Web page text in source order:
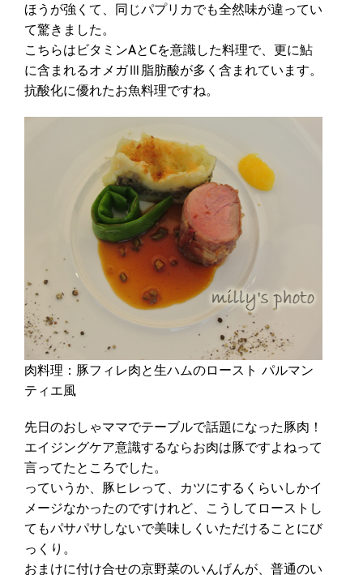
ほうが強くて、同じパプリカでも全然味が違ってい
て驚きました。
こちらはビタミンAとCを意識した料理で、更に鮎
に含まれるオメガⅢ脂肪酸が多く含まれています。
抗酸化に優れたお魚料理ですね。
肉料理：豚フィレ肉と生ハムのロースト パルマン
ティエ風
先日のおしゃママでテーブルで話題になった豚肉！
エイジングケア意識するならお肉は豚ですよねって
言ってたところでした。
っていうか、豚ヒレって、カツにするくらいしかイ
メージなかったのですけれど、こうしてローストし
てもパサパサしないで美味しくいただけることにび
っくり。
おまけに付け合せの京野菜のいんげんが、普通のい